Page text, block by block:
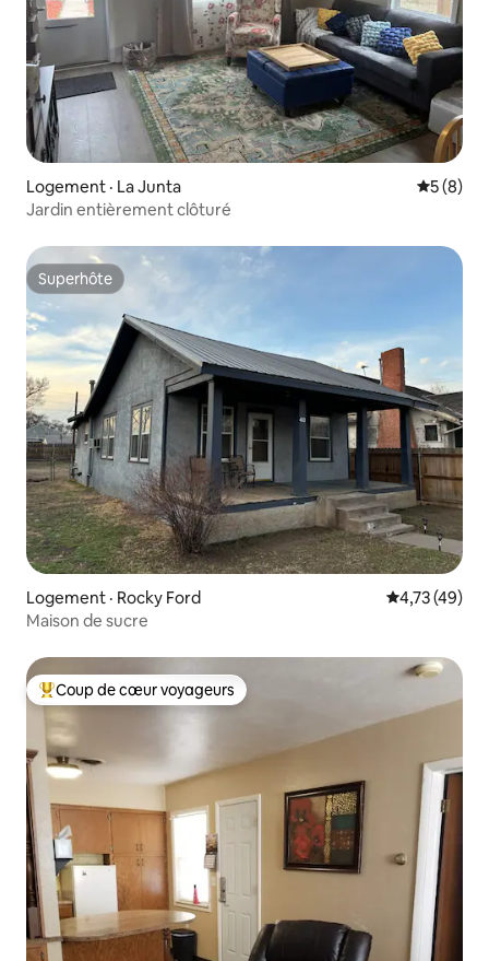
Logement · La Junta Note
5 (8)
Jardin entièrement clôturé
Superhôte
Superhôte
Logement · Rocky Ford Note
4,73 (49)
Maison de sucre
Coup de cœur voyageurs parmi les plus aimés
Coup de cœur voyageurs